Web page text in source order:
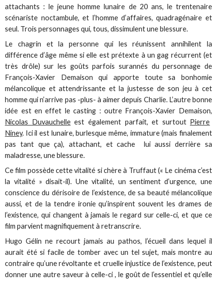
attachants : le jeune homme lunaire de 20 ans, le trentenaire
scénariste noctambule, et l’homme d’affaires, quadragénaire et
seul. Trois personnages qui, tous, dissimulent une blessure.
Le chagrin et la personne qui les réunissent annihilent la
différence d’âge même si elle est prétexte à un gag récurrent (et
très drôle) sur les goûts parfois surannés du personnage de
François-Xavier Demaison qui apporte toute sa bonhomie
mélancolique et attendrissante et la justesse de son jeu à cet
homme qui n’arrive pas -plus- à aimer depuis Charlie. L’autre bonne
idée est en effet le casting : outre François-Xavier Demaison,
Nicolas Duvauchelleest également parfait, et surtout Pierre
Niney. Ici il est lunaire, burlesque même, immature (mais finalement
pas tant que ça), attachant, et cache lui aussi derrière sa
maladresse, une blessure.
Ce film possède cette vitalité si chère à Truffaut (« Le cinéma c’est
la vitalité » disait-il). Une vitalité, un sentiment d’urgence, une
conscience du dérisoire de l’existence, de sa beauté mélancolique
aussi, et de la tendre ironie qu’inspirent souvent les drames de
l’existence, qui changent à jamais le regard sur celle-ci, et que ce
film parvient magnifiquement à retranscrire.
Hugo Gélin ne recourt jamais au pathos, l’écueil dans lequel il
aurait été si facile de tomber avec un tel sujet, mais montre au
contraire qu’une révoltante et cruelle injustice de l’existence, peut
donner une autre saveur à celle-ci , le goût de l’essentiel et qu’elle